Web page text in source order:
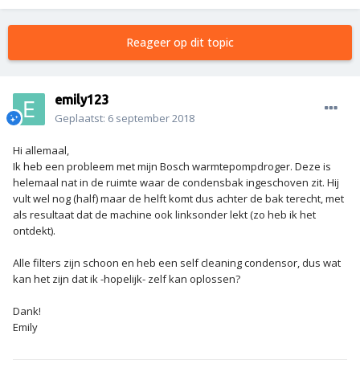
Reageer op dit topic
emily123
Geplaatst: 6 september 2018
Hi allemaal,
Ik heb een probleem met mijn Bosch warmtepompdroger. Deze is
helemaal nat in de ruimte waar de condensbak ingeschoven zit. Hij
vult wel nog (half) maar de helft komt dus achter de bak terecht, met
als resultaat dat de machine ook linksonder lekt (zo heb ik het
ontdekt).
Alle filters zijn schoon en heb een self cleaning condensor, dus wat
kan het zijn dat ik -hopelijk- zelf kan oplossen?
Dank!
Emily